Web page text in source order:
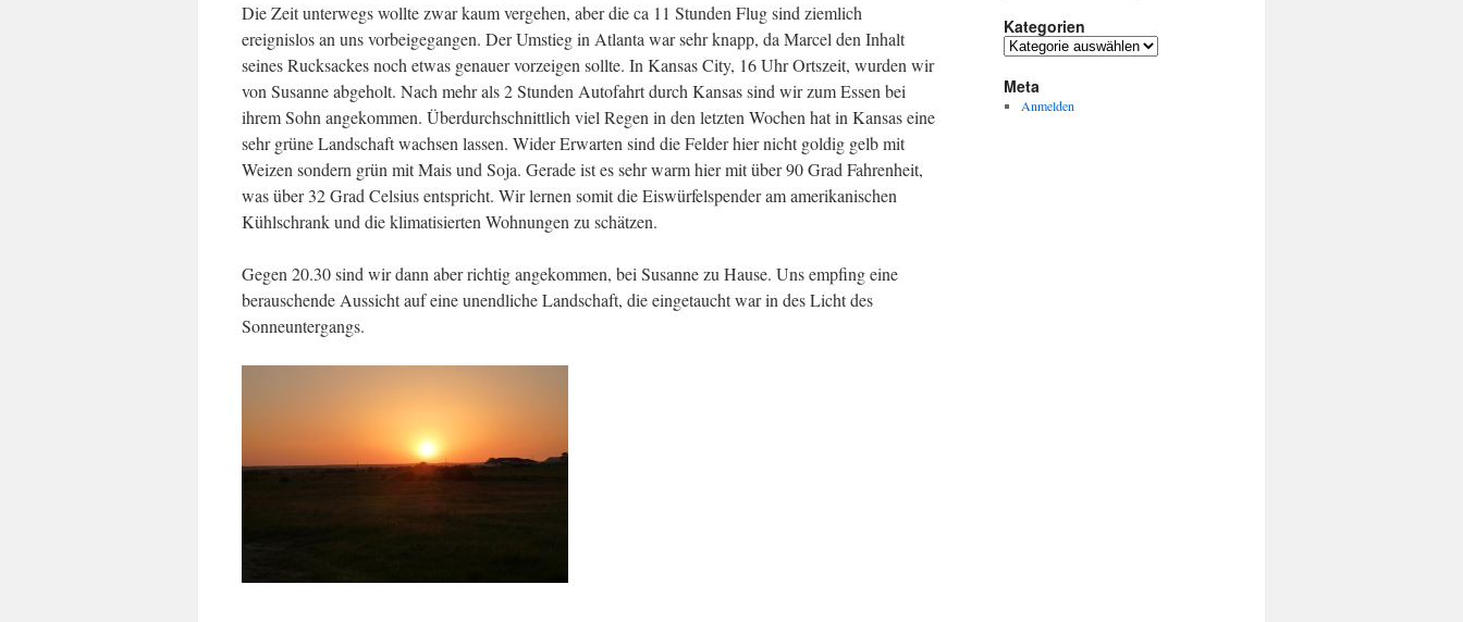
Die Zeit unterwegs wollte zwar kaum vergehen, aber die ca 11 Stunden Flug sind ziemlich
ereignislos an uns vorbeigegangen. Der Umstieg in Atlanta war sehr knapp, da Marcel den Inhalt
seines Rucksackes noch etwas genauer vorzeigen sollte. In Kansas City, 16 Uhr Ortszeit, wurden wir
von Susanne abgeholt. Nach mehr als 2 Stunden Autofahrt durch Kansas sind wir zum Essen bei
ihrem Sohn angekommen. Überdurchschnittlich viel Regen in den letzten Wochen hat in Kansas eine
sehr grüne Landschaft wachsen lassen. Wider Erwarten sind die Felder hier nicht goldig gelb mit
Weizen sondern grün mit Mais und Soja. Gerade ist es sehr warm hier mit über 90 Grad Fahrenheit,
was über 32 Grad Celsius entspricht. Wir lernen somit die Eiswürfelspender am amerikanischen
Kühlschrank und die klimatisierten Wohnungen zu schätzen.
Gegen 20.30 sind wir dann aber richtig angekommen, bei Susanne zu Hause. Uns empfing eine
berauschende Aussicht auf eine unendliche Landschaft, die eingetaucht war in des Licht des
Sonneuntergangs.
Kategorien
Kategorien
Meta
Anmelden